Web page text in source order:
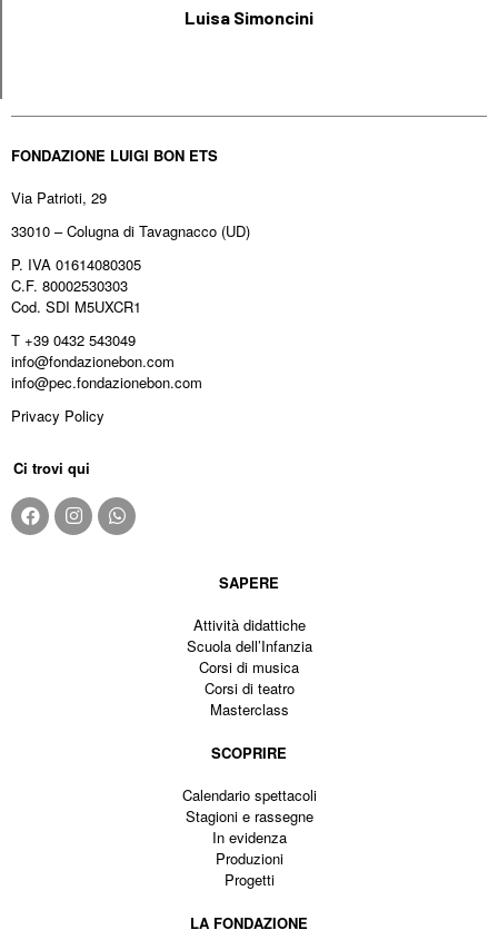
Luisa Simoncini
FONDAZIONE LUIGI BON ETS
Via Patrioti, 29
33010 – Colugna di Tavagnacco (UD)
P. IVA 01614080305
C.F. 80002530303
Cod. SDI M5UXCR1
T +39 0432 543049
info@fondazionebon.com
info@pec.fondazionebon.com
Privacy Policy
Ci trovi qui
SAPERE
Attività didattiche
Scuola dell’Infanzia
Corsi di musica
Corsi di teatro
Masterclass
SCOPRIRE
Calendario spettacoli
Stagioni e rassegne
In evidenza
Produzioni
Progetti
LA FONDAZIONE